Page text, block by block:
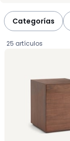
Categorías
25 artículos